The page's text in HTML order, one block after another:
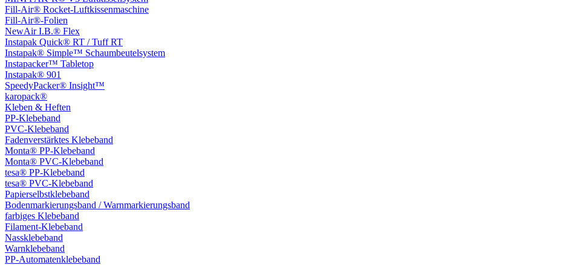
Fill-Air® Rocket-Luftkissenmaschine
Fill-Air®-Folien
NewAir I.B.® Flex
Instapak Quick® RT / Tuff RT
Instapak® Simple™ Schaumbeutelsystem
Instapacker™ Tabletop
Instapak® 901
SpeedyPacker® Insight™
karopack®
Kleben & Heften
PP-Klebeband
PVC-Klebeband
Fadenverstärktes Klebeband
Monta® PP-Klebeband
Monta® PVC-Klebeband
tesa® PP-Klebeband
tesa® PVC-Klebeband
Papierselbstklebeband
Bodenmarkierungsband / Warnmarkierungsband
farbiges Klebeband
Filament-Klebeband
Nassklebeband
Warnklebeband
PP-Automatenklebeband